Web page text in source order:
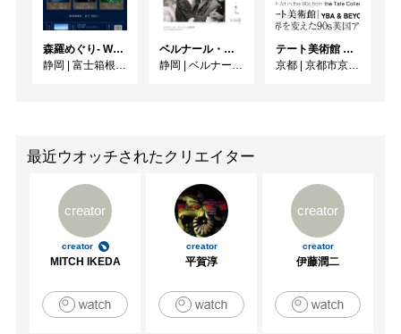
森羅めぐり- Wandering in Shinra -
静岡 | 富士箱根カントリークラブ
ベルナール・ビュフェと写真 ーカメラがとらえたビュフェとその時代、そして21 世紀へ
静岡 | ベルナール・ビュフェ美術館
テート美術館 ― YBA & BEYOND 世界を変えた90s英国アート
京都 | 京都市京セラ美術館
最近ウオッチされたクリエイター
creator
creator
MITCH IKEDA
creator
平賀淳
creator
creator
伊藤潤二